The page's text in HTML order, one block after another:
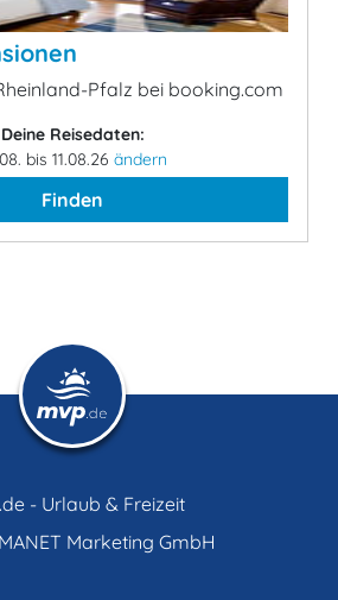
Pfalz bei booking.com
Deine Reisedaten:
bis 11.08.26 ändern
Finden
- Urlaub & Freizeit
MANET Marketing GmbH